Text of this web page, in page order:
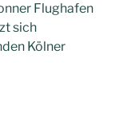
Flughafen
sich
Kölner